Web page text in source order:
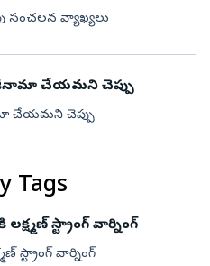
సంచలన వ్యాఖ్యలు
చేయమని చెప్పు
చేయమని చెప్పు
Tags
స్ట్రాంగ్ వార్నింగ్
స్ట్రాంగ్ వార్నింగ్